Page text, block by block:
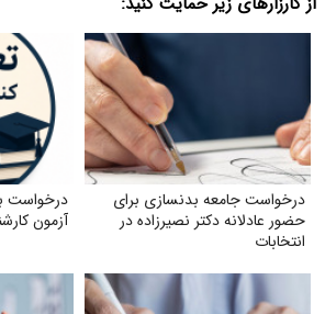
درخواست جامعه بدنسازی برای
حضور عادلانه دکتر نصیرزاده در
انتخابات
درخواست
آزمون